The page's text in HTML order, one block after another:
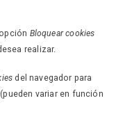
Bloquear cookies
realizar.
del navegador para
variar en función